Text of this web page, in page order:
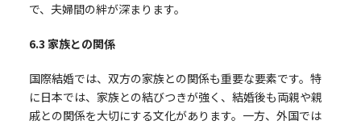
で、夫婦間の絆が深まります。
6.3 家族との関係
国際結婚では、双方の家族との関係も重要な要素です。特
に日本では、家族との結びつきが強く、結婚後も両親や親
戚との関係を大切にする文化があります。一方、外国では